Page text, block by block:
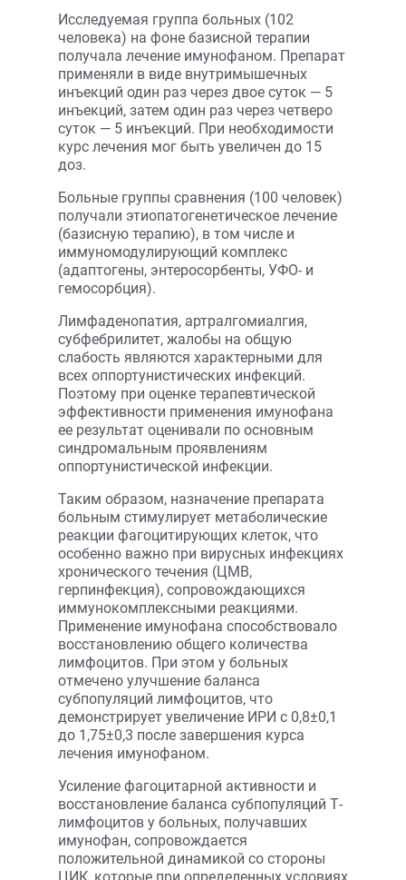
Исследуемая группа больных (102
человека) на фоне базисной терапии
получала лечение имунофаном. Препарат
применяли в виде внутримышечных
инъекций один раз через двое суток — 5
инъекций, затем один раз через четверо
суток — 5 инъекций. При необходимости
курс лечения мог быть увеличен до 15
доз.
Больные группы сравнения (100 человек)
получали этиопатогенетическое лечение
(базисную терапию), в том числе и
иммуномодулирующий комплекс
(адаптогены, энтеросорбенты, УФО- и
гемосорбция).
Лимфаденопатия, артралгомиалгия,
субфебрилитет, жалобы на общую
слабость являются характерными для
всех оппортунистических инфекций.
Поэтому при оценке терапевтической
эффективности применения имунофана
ее результат оценивали по основным
синдромальным проявлениям
оппортунистической инфекции.
Таким образом, назначение препарата
больным стимулирует метаболические
реакции фагоцитирующих клеток, что
особенно важно при вирусных инфекциях
хронического течения (ЦМВ,
герпинфекция), сопровождающихся
иммунокомплексными реакциями.
Применение имунофана способствовало
восстановлению общего количества
лимфоцитов. При этом у больных
отмечено улучшение баланса
субпопуляций лимфоцитов, что
демонстрирует увеличение ИРИ с 0,8±0,1
до 1,75±0,3 после завершения курса
лечения имунофаном.
Усиление фагоцитарной активности и
восстановление баланса субпопуляций Т-
лимфоцитов у больных, получавших
имунофан, сопровождается
положительной динамикой со стороны